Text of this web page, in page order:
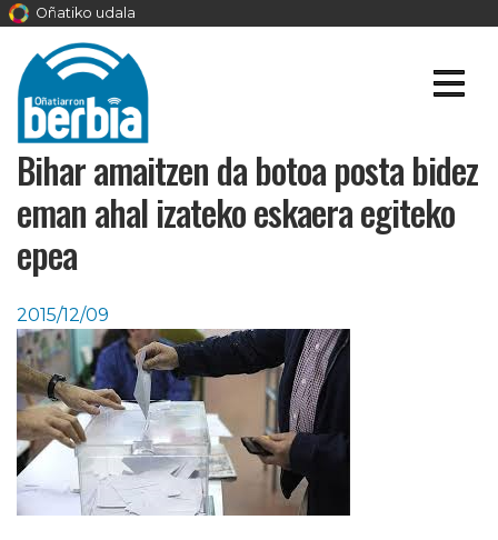
Oñatiko udala
Bihar amaitzen da botoa posta bidez
eman ahal izateko eskaera egiteko
epea
2015/12/09